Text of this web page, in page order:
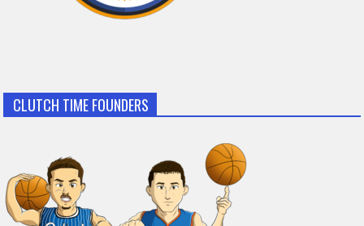
CLUTCH TIME FOUNDERS